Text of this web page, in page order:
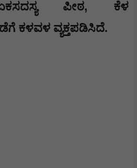
ಪೀಠ, ಕೆಳ
ಕಳವಳ ವ್ಯಕ್ತಪಡಿಸಿದೆ.